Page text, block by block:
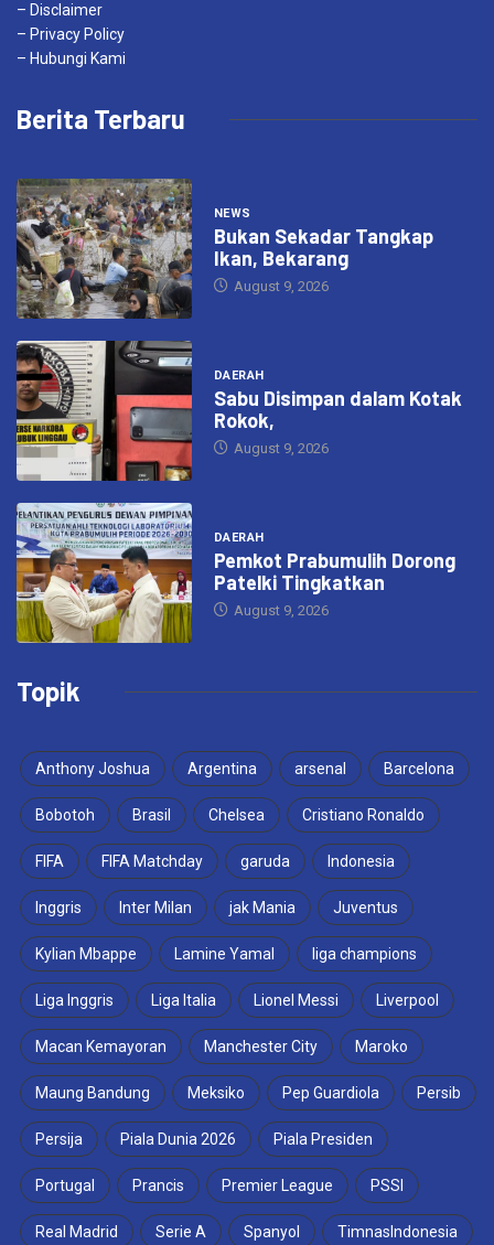
– Disclaimer
– Privacy Policy
– Hubungi Kami
Berita Terbaru
NEWS
Bukan Sekadar Tangkap
Ikan, Bekarang
August 9, 2026
DAERAH
Sabu Disimpan dalam Kotak
Rokok,
August 9, 2026
DAERAH
Pemkot Prabumulih Dorong
Patelki Tingkatkan
August 9, 2026
Topik
Anthony Joshua Argentina arsenal Barcelona
Bobotoh Brasil Chelsea Cristiano Ronaldo
FIFA FIFA Matchday garuda Indonesia
Inggris Inter Milan jak Mania Juventus
Kylian Mbappe Lamine Yamal liga champions
Liga Inggris Liga Italia Lionel Messi Liverpool
Macan Kemayoran Manchester City Maroko
Maung Bandung Meksiko Pep Guardiola Persib
Persija Piala Dunia 2026 Piala Presiden
Portugal Prancis Premier League PSSI
Real Madrid Serie A Spanyol TimnasIndonesia